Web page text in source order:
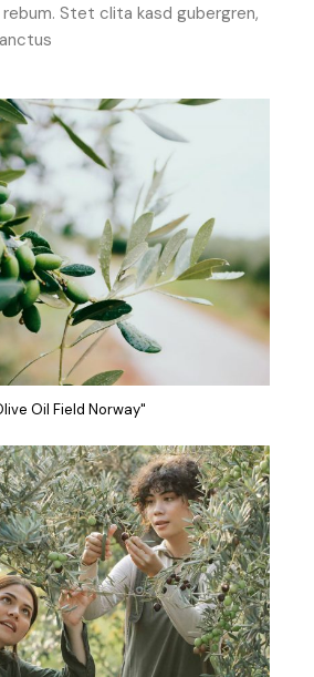
Stet clita kasd gubergren,
Oil Field Norway"